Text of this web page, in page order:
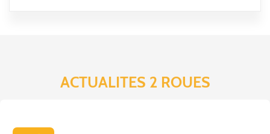
ACTUALITES 2 ROUES